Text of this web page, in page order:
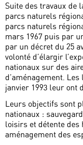
Suite des travaux de
parcs naturels
parcs naturels
mars 1967 puis par
par un décret du 25
volonté d’élargir
nationaux sur des
d’aménagement.
janvier 1993 leur ont
Leurs objectifs sont
nationaux :
loisirs et détente des
aménagement des